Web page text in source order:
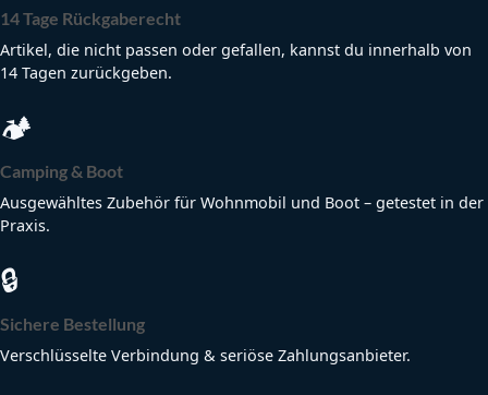
14 Tage Rückgaberecht
Artikel, die nicht passen oder gefallen, kannst du innerhalb von
14 Tagen zurückgeben.
🏕
Camping & Boot
Ausgewähltes Zubehör für Wohnmobil und Boot – getestet in der
Praxis.
🔒
Sichere Bestellung
Verschlüsselte Verbindung & seriöse Zahlungsanbieter.